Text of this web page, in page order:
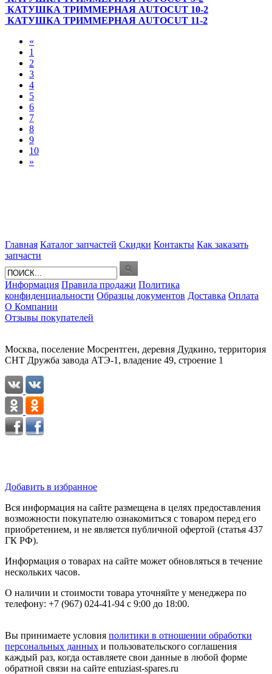
КАТУШКА ТРИММЕРНАЯ AUTOCUT 10-2
КАТУШКА ТРИММЕРНАЯ AUTOCUT 11-2
«
1
2
3
4
5
6
7
8
9
10
»
Главная Каталог запчастей Скидки Контакты Как заказать
запчасти
Информация Правила продажи Политика
конфиденциальности Образцы документов Доставка Оплата
О Компании
Отзывы покупателей
Москва, поселение Мосрентген, деревня Дудкино, территория
СНТ Дружба завода АТЭ-1, владение 49, строение 1
Добавить в избранное
Вся информация на сайте размещена в целях предоставления
возможности покупателю ознакомиться с товаром перед его
приобретением, и не является публичной офертой (статья 437
ГК РФ).
Информация о товарах на сайте может обновляться в течение
нескольких часов.
О наличии и стоимости товара уточняйте у менеджера по
телефону: +7 (967) 024-41-94 с 9:00 до 18:00.
Вы принимаете условия политики в отношении обработки
персональных данных и пользовательского соглашения
каждый раз, когда оставляете свои данные в любой форме
обратной связи на сайте entuziast-spares.ru